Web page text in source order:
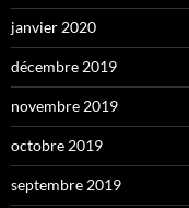
janvier 2020
décembre 2019
novembre 2019
octobre 2019
septembre 2019